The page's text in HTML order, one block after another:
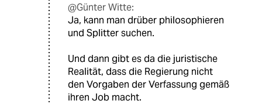
@Günter Witte:
Ja, kann man drüber philosophieren
und Splitter suchen.
Und dann gibt es da die juristische
Realität, dass die Regierung nicht
den Vorgaben der Verfassung gemäß
ihren Job macht.